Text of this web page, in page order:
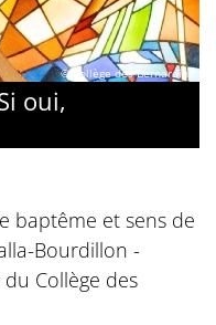
© Collège des Bernardins
oui,
baptême et sens de
Bourdillon -
Collège des